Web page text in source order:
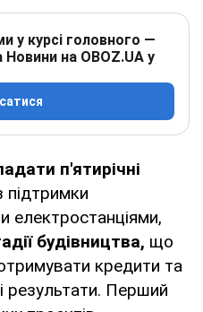
у курсі головного —
Новини на OBOZ.UA у
п'ятирічні
підтримки
електростанціями,
будівництва, що
кредити та
результати. Перший